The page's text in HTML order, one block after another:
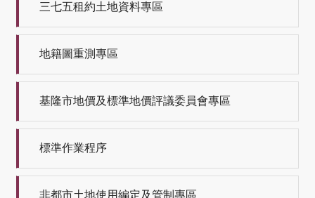
三七五租約土地資料專區
地籍圖重測專區
基隆市地價及標準地價評議委員會專區
標準作業程序
非都市土地使用編定及管制專區